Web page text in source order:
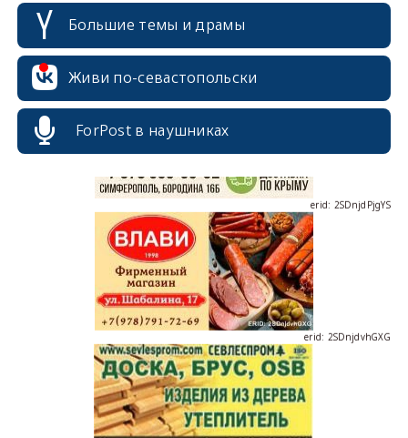
Большие темы и драмы
Живи по-севастопольски
ForPost в наушниках
erid: 2SDnjcrDNw6
erid: 2SDnjdPjgYS
erid: 2SDnjdvhGXG